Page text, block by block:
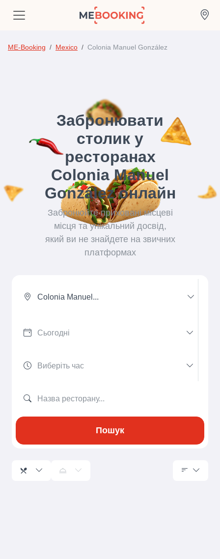
ME-Booking Mexico Colonia Manuel González
Забронювати
столик у
ресторанах
Colonia Manuel
González онлайн
Забронюйте приховані місцеві
місця та унікальний досвід,
який ви не знайдете на звичних
платформах
Colonia Manuel...
Пошук